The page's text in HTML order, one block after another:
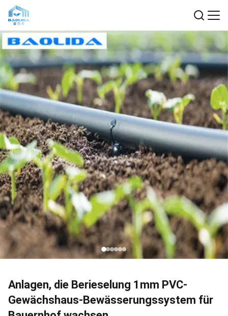
Anlagen, die Berieselung 1mm PVC-
Gewächshaus-Bewässerungssystem für